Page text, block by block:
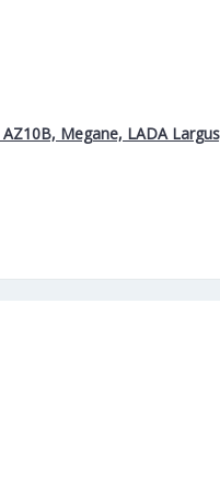
Megane, LADA